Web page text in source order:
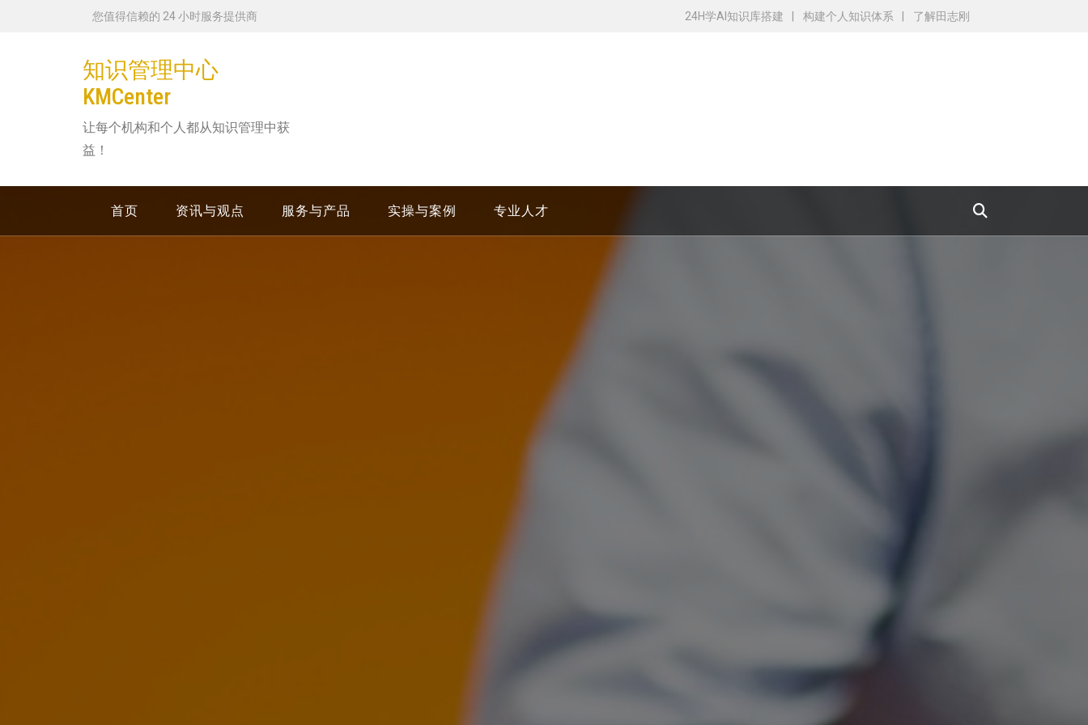
您值得信赖的 24 小时服务提供商 24H学AI知识库搭建 构建个人知识体系 了解田志刚
知识管理中心
KMCenter
让每个机构和个人都从知识管理中获
益！
首页 资讯与观点 服务与产品 实操与案例 专业人才